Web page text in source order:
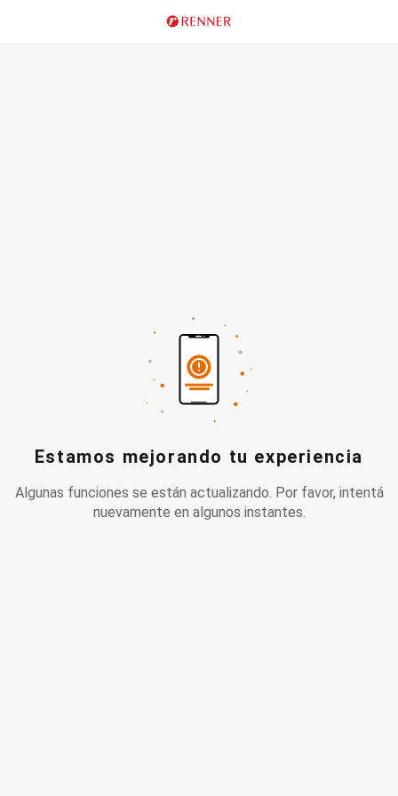
Estamos mejorando tu experiencia
Algunas funciones se están actualizando. Por favor, intentá
nuevamente en algunos instantes.